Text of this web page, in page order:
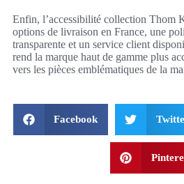
Enfin, l’accessibilité collection Thom
options de livraison en France, une
transparente et un service client
rend la marque haut de gamme plus
vers les pièces emblématiques de la
Facebook